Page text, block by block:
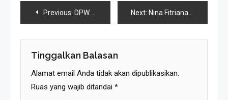
Navigasi
Pos
Previous: DPW LBH PPI Provinsi Jabar Dikukuhkan Guna Layani Secara Humanis dan Inklusif Warga Next: Nina Fitriana: Karakter Kuat Perempuan Sebagai Penggerak Perubahan Era Moderen
Tinggalkan Balasan
Alamat email Anda tidak akan dipublikasikan.
Ruas yang wajib ditandai *